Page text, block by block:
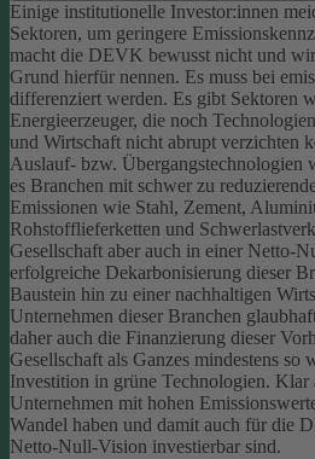
Einige institutionelle Investor:innen
Sektoren, um geringere
macht die DEVK bewusst nicht und
Grund hierfür nennen. Es muss bei
differenziert werden. Es gibt Sektoren
Energieerzeuger, die noch
und Wirtschaft nicht abrupt verzichten
Auslauf- bzw. Übergangstechnologien
es Branchen mit schwer zu
Emissionen wie Stahl, Zement,
Rohstofflieferketten und
Gesellschaft aber auch in einer Netto-
erfolgreiche Dekarbonisierung dieser
Baustein hin zu einer nachhaltigen
Unternehmen dieser Branchen
daher auch die Finanzierung dieser
Gesellschaft als Ganzes mindestens
Investition in grüne Technologien. Klar
Unternehmen mit hohen
Wandel haben und damit auch für die
Netto-Null-Vision investierbar sind.